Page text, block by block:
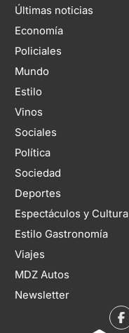
Últimas noticias
Economía
Policiales
Mundo
Estilo
Vinos
Sociales
Política
Sociedad
Deportes
Espectáculos y Cultura
Estilo Gastronomía
Viajes
MDZ Autos
Newsletter